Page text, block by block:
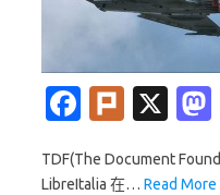
Fa
e
Pl
k
X
TDF(The Document
LibreItalia 在… Read More